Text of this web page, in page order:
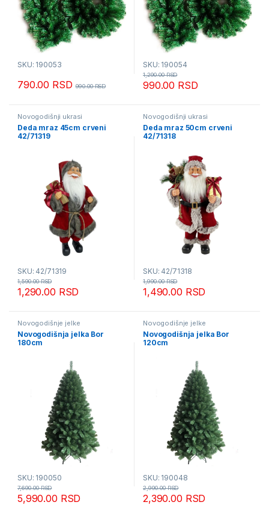
SKU: 190053
790.00 RSD 990.00RSD
SKU: 190054
990.00 RSD
1,290.00RSD
Novogodišnji ukrasi
Deda mraz 45cm crveni
42/71319
SKU: 42/71319
1,290.00 RSD
1,590.00RSD
Novogodišnji ukrasi
Deda mraz 50cm crveni
42/71318
SKU: 42/71318
1,490.00 RSD
1,990.00RSD
Novogodišnje jelke
Novogodišnja jelka Bor
180cm
SKU: 190050
5,990.00 RSD
7,690.00RSD
Novogodišnje jelke
Novogodišnja jelka Bor
120cm
SKU: 190048
2,390.00 RSD
2,990.00RSD